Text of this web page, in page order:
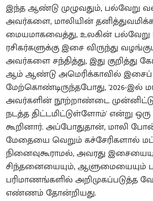
இந்த ஆண்டு முழுவதும், பல்வேறு
அவர்களை, மாலியின்
மையமாகவைத்து, உலகின் பல்வேறு
ரசிகர்களுக்கு இசை விருந்து
அவர்களை சந்தித்து, இது குறித்து
ஆம் ஆண்டு அமெரிக்காவில்
மேற்கொண்டிருந்தபோது, '2026-இல்
அவர்களின் நூற்றாண்டை முன்னிட்டு
நடத்த திட்டமிட்டுள்ளோம்' என்று ஒரு
கூறினார். அப்போதுதான், மாலி
மேதையை வெறும் கச்சேரிகளால்
நினைவுகூராமல், அவரது
சிந்தனையையும், ஆளுமையையும்
பரிமாணங்களில் அறிமுகப்படுத்த
எண்ணம் தோன்றியது.